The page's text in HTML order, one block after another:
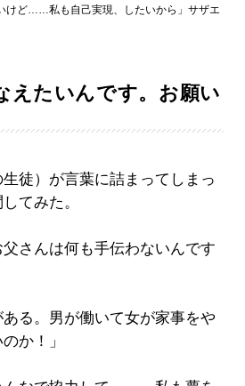
けど……私も自己実現、したいから」サザエ
えたいんです。お願い
徒）が言葉に詰まってしまっ
てみた。
さんは何も手伝わないんです
る。男が働いて女が家事をや
か！」